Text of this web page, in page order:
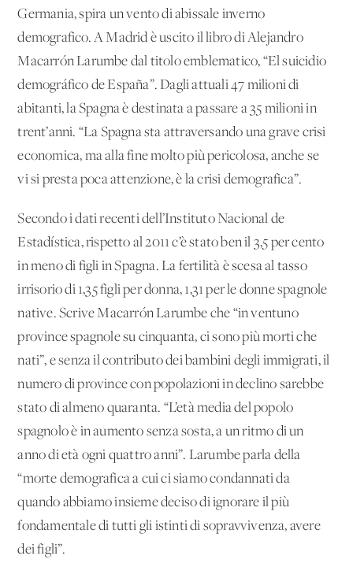
Germania, spira un vento di abissale inverno
demografico. A Madrid è uscito il libro di Alejandro
Macarrón Larumbe dal titolo emblematico, “El suicidio
demográfico de España”. Dagli attuali 47 milioni di
abitanti, la Spagna è destinata a passare a 35 milioni in
trent’anni. “La Spagna sta attraversando una grave crisi
economica, ma alla fine molto più pericolosa, anche se
vi si presta poca attenzione, è la crisi demografica”.
Secondo i dati recenti dell’Instituto Nacional de
Estadística, rispetto al 2011 c’è stato ben il 3,5 per cento
in meno di figli in Spagna. La fertilità è scesa al tasso
irrisorio di 1,35 figli per donna, 1,31 per le donne spagnole
native. Scrive Macarrón Larumbe che “in ventuno
province spagnole su cinquanta, ci sono più morti che
nati”, e senza il contributo dei bambini degli immigrati, il
numero di province con popolazioni in declino sarebbe
stato di almeno quaranta. “L’età media del popolo
spagnolo è in aumento senza sosta, a un ritmo di un
anno di età ogni quattro anni”. Larumbe parla della
“morte demografica a cui ci siamo condannati da
quando abbiamo insieme deciso di ignorare il più
fondamentale di tutti gli istinti di sopravvivenza, avere
dei figli”.